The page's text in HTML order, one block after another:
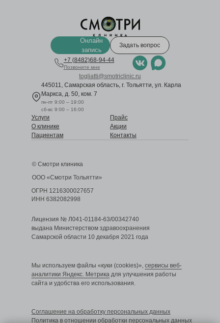
Онлайн
запись
Задать вопрос
+7 (8482)68-94-44
Позвоните мне
togliatti@smotriclinic.ru
445011, Самарская область, г. Тольятти, ул. Карла
Маркса, д. 50, ком. 7
пн-пт 9:00 – 19:00
сб-вс 9:00 – 16:00
Услуги
Прайс
О клинике
Акции
Пациентам
Контакты
Лицензия № Л041-01184-63/00342740
выдана Министерством здравоохранения
Самарской области 10 декабря 2021 года
ООО «Смотри Тольятти»
© Смотри клиника
ОГРН 1216300027657
ИНН 6382082998
Cоглашение на обработку персональных данных
Политика в отношении обработки персональных данных
Мы используем файлы «куки (cookies)», сервисы веб-
аналитики Яндекс. Метрика для улучшения работы
сайта и удобства его использования.